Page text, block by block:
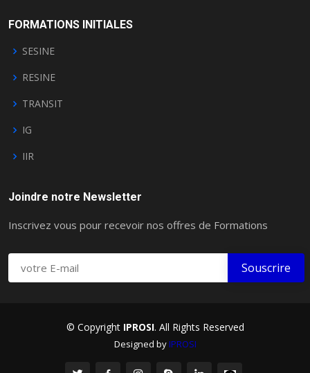
FORMATIONS INITIALES
SESINE
RESINE
TRANSIT
IG
IIR
Joindre notre Newsletter
Inscrivez vous pour recevoir nos offres de Formations
© Copyright IPROSI. All Rights Reserved
Designed byIPROSI